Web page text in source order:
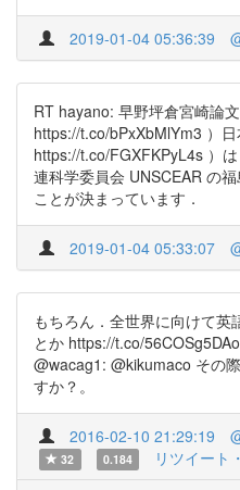
2019-01-04 05:36:39
RT hayano: 早野坪倉宮崎論
https://t.co/bPxXbMlYm3 ）
https://t.co/FGXFKPyL4s ）
連科学委員会 UNSCEAR の
ことが決まっています．
2019-01-04 05:33:07
もちろん．全世界に向けて
とか https://t.co/
@wacag1: @kikumaco その
すか？。
2016-02-10 21:29:19
32
0.184 リツイート